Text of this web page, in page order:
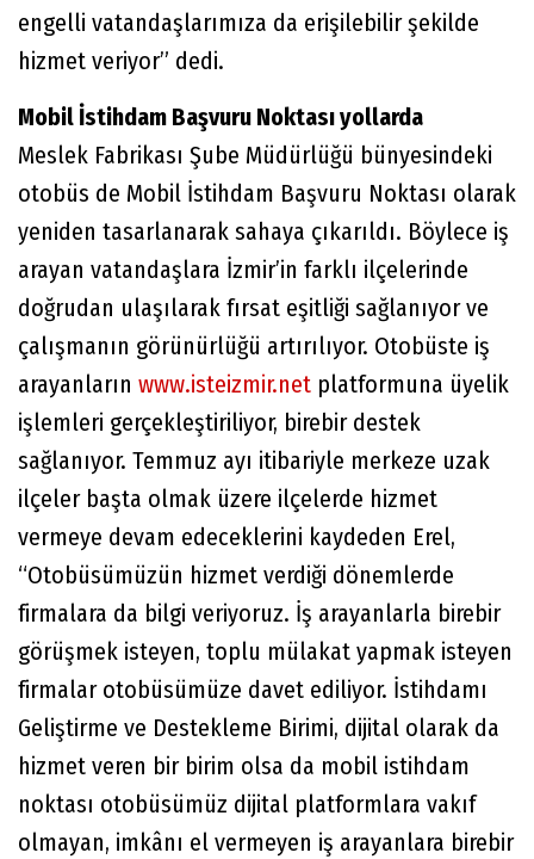
engelli vatandaşlarımıza da erişilebilir şekilde
hizmet veriyor” dedi.
Mobil İstihdam Başvuru Noktası yollarda
Meslek Fabrikası Şube Müdürlüğü bünyesindeki
otobüs de Mobil İstihdam Başvuru Noktası olarak
yeniden tasarlanarak sahaya çıkarıldı. Böylece iş
arayan vatandaşlara İzmir’in farklı ilçelerinde
doğrudan ulaşılarak fırsat eşitliği sağlanıyor ve
çalışmanın görünürlüğü artırılıyor. Otobüste iş
arayanların www.isteizmir.net platformuna üyelik
işlemleri gerçekleştiriliyor, birebir destek
sağlanıyor. Temmuz ayı itibariyle merkeze uzak
ilçeler başta olmak üzere ilçelerde hizmet
vermeye devam edeceklerini kaydeden Erel,
“Otobüsümüzün hizmet verdiği dönemlerde
firmalara da bilgi veriyoruz. İş arayanlarla birebir
görüşmek isteyen, toplu mülakat yapmak isteyen
firmalar otobüsümüze davet ediliyor. İstihdamı
Geliştirme ve Destekleme Birimi, dijital olarak da
hizmet veren bir birim olsa da mobil istihdam
noktası otobüsümüz dijital platformlara vakıf
olmayan, imkânı el vermeyen iş arayanlara birebir